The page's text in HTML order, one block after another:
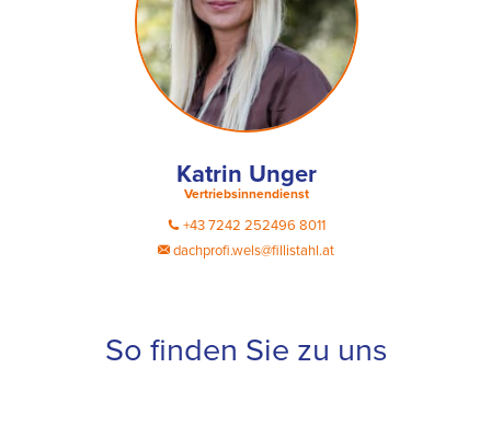
Katrin Unger
Vertriebsinnendienst
+43 7242 252496 8011
dachprofi.wels@fillistahl.at
So finden Sie zu uns